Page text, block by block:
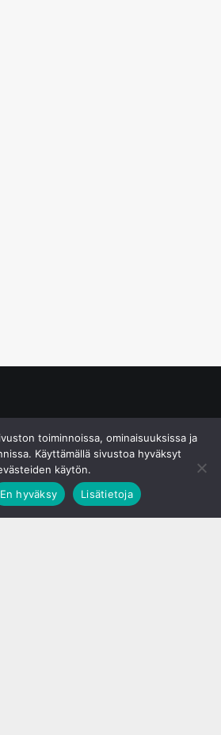
toiminnoissa, ominaisuuksissa ja
Käyttämällä sivustoa hyväksyt
käytön.
En hyväksy Lisätietoja